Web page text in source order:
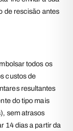
de rescisão antes
todos os
custos de
resultantes
do tipo mais
sem atrasos
14 dias a partir da